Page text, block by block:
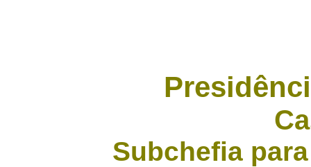
Subchefia